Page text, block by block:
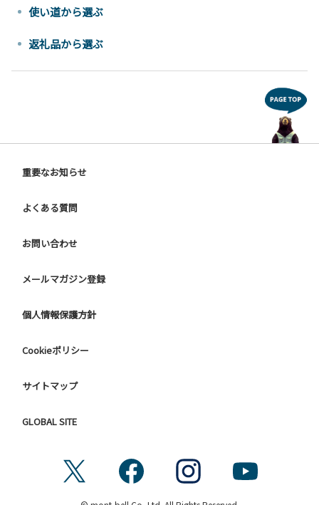
使い道から選ぶ
返礼品から選ぶ
重要なお知らせ
よくある質問
お問い合わせ
メールマガジン登録
個人情報保護方針
Cookieポリシー
サイトマップ
GLOBAL SITE